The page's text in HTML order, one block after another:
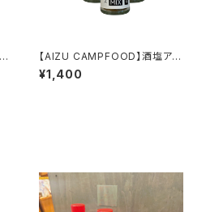
【AIZU CAMPFOOD】酒塩アウ
トドアミックス×3本セット
¥1,400